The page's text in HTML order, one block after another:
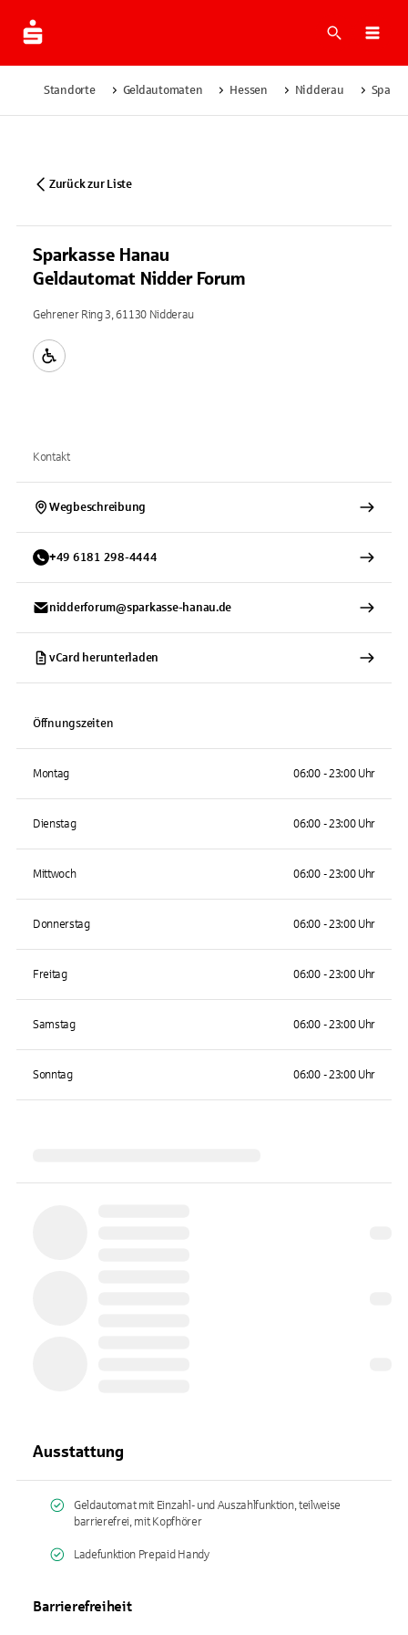
Suche
Standorte Geldautomaten Hessen Nidderau
Zurück zur Liste
Sparkasse Hanau
Geldautomat Nidder Forum
Gehrener Ring 3, 61130 Nidderau
Kontakt
Wegbeschreibung
+49 6181 298-4444
nidderforum@sparkasse-hanau.de
vCard herunterladen
Öffnungszeiten
Montag 06:00 - 23:00 Uhr
Dienstag 06:00 - 23:00 Uhr
Mittwoch 06:00 - 23:00 Uhr
Donnerstag 06:00 - 23:00 Uhr
Freitag 06:00 - 23:00 Uhr
Samstag 06:00 - 23:00 Uhr
Sonntag 06:00 - 23:00 Uhr
Ausstattung
Geldautomat mit Einzahl- und Auszahlfunktion, teilweise
barrierefrei, mit Kopfhörer
Ladefunktion Prepaid Handy
Barrierefreiheit